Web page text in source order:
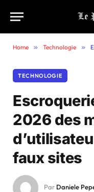
Home » Technologie »
TECHNOLOGIE
2026 des
faux sites
Par Daniele